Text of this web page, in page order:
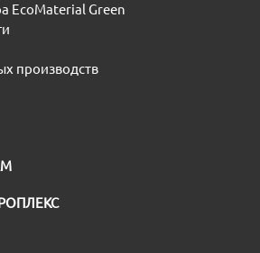
EcoMaterial Green
производств